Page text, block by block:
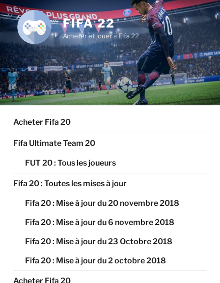
Aller
au
contenu
principal
FIFA 22
Acheter et jouer à Fifa 22
Acheter Fifa 20
Fifa Ultimate Team 20
FUT 20 : Tous les joueurs
Fifa 20 : Toutes les mises à jour
Fifa 20 : Mise à jour du 20 novembre 2018
Fifa 20 : Mise à jour du 6 novembre 2018
Fifa 20 : Mise à jour du 23 Octobre 2018
Fifa 20 : Mise à jour du 2 octobre 2018
Acheter Fifa 20